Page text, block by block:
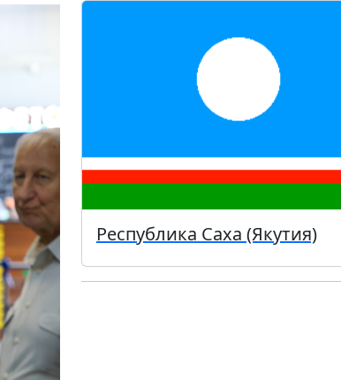
Республика Саха (Якутия)